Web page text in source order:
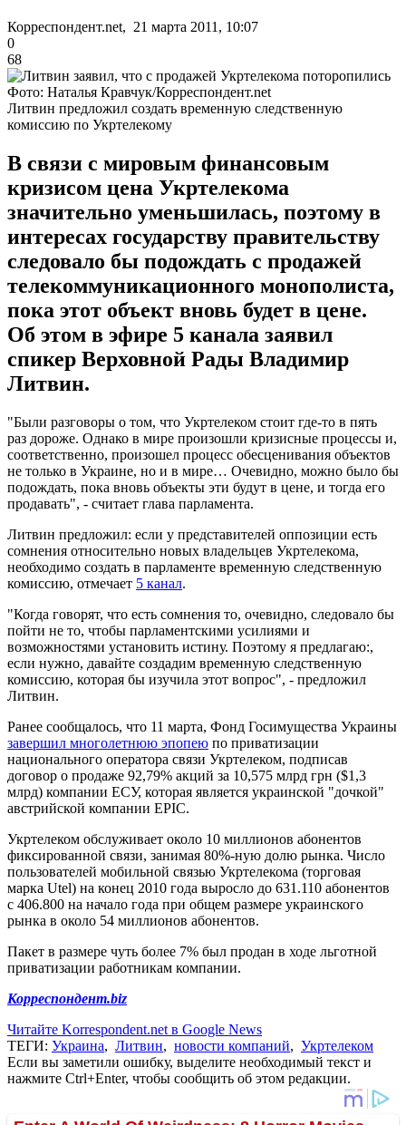
Корреспондент.net, 21 марта 2011, 10:07
0
68
Фото: Наталья Кравчук/Корреспондент.net
Литвин предложил создать временную следственную
комиссию по Укртелекому
В связи с мировым финансовым
кризисом цена Укртелекома
значительно уменьшилась, поэтому в
интересах государству правительству
следовало бы подождать с продажей
телекоммуникационного монополиста,
пока этот объект вновь будет в цене.
Об этом в эфире 5 канала заявил
спикер Верховной Рады Владимир
Литвин.
"Были разговоры о том, что Укртелеком стоит где-то в пять
раз дороже. Однако в мире произошли кризисные процессы и,
соответственно, произошел процесс обесценивания объектов
не только в Украине, но и в мире… Очевидно, можно было бы
подождать, пока вновь объекты эти будут в цене, и тогда его
продавать", - считает глава парламента.
Литвин предложил: если у представителей оппозиции есть
сомнения относительно новых владельцев Укртелекома,
необходимо создать в парламенте временную следственную
комиссию, отмечает 5 канал.
"Когда говорят, что есть сомнения то, очевидно, следовало бы
пойти не то, чтобы парламентскими усилиями и
возможностями установить истину. Поэтому я предлагаю:,
если нужно, давайте создадим временную следственную
комиссию, которая бы изучила этот вопрос", - предложил
Литвин.
Ранее сообщалось, что 11 марта, Фонд Госимущества Украины
завершил многолетнюю эпопею по приватизации
национального оператора связи Укртелеком, подписав
договор о продаже 92,79% акций за 10,575 млрд грн ($1,3
млрд) компании ЕСУ, которая является украинской "дочкой"
австрийской компании EPIC.
Укртелеком обслуживает около 10 миллионов абонентов
фиксированной связи, занимая 80%-ную долю рынка. Число
пользователей мобильной связью Укртелекома (торговая
марка Utel) на конец 2010 года выросло до 631.110 абонентов
с 406.800 на начало года при общем размере украинского
рынка в около 54 миллионов абонентов.
Пакет в размере чуть более 7% был продан в ходе льготной
приватизации работникам компании.
Корреспондент.biz
Читайте Korrespondent.net в Google News
ТЕГИ: Украина, Литвин, новости компаний, Укртелеком
Если вы заметили ошибку, выделите необходимый текст и
нажмите Ctrl+Enter, чтобы сообщить об этом редакции.